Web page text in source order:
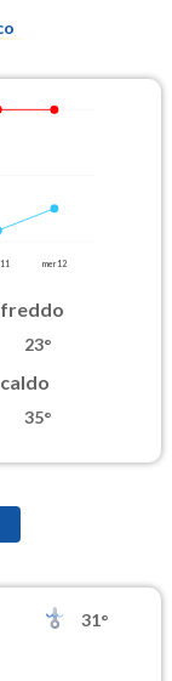
mer 12
23°
35°
31°